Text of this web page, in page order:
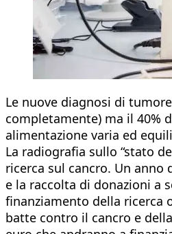
Le nuove diagnosi di
completamente) ma il 40%
alimentazione varia ed
La radiografia sullo “stato
ricerca sul cancro. Un anno
e la raccolta di donazioni a
finanziamento della ricerca
batte contro il cancro e